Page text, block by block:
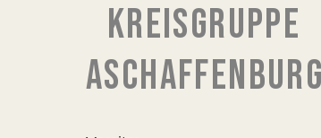
KREISGRUPPE
ASCHAFFENBURG